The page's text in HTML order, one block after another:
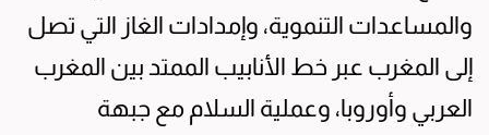
والمساعدات التنموية، وإمدادات الغاز التي تصل
إلى المغرب عبر خط الأنابيب الممتد بين المغرب
العربي وأوروبا، وعملية السلام مع جبهة